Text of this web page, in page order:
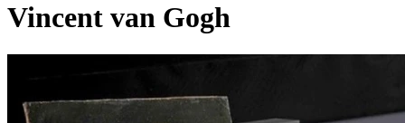
Vincent van Gogh